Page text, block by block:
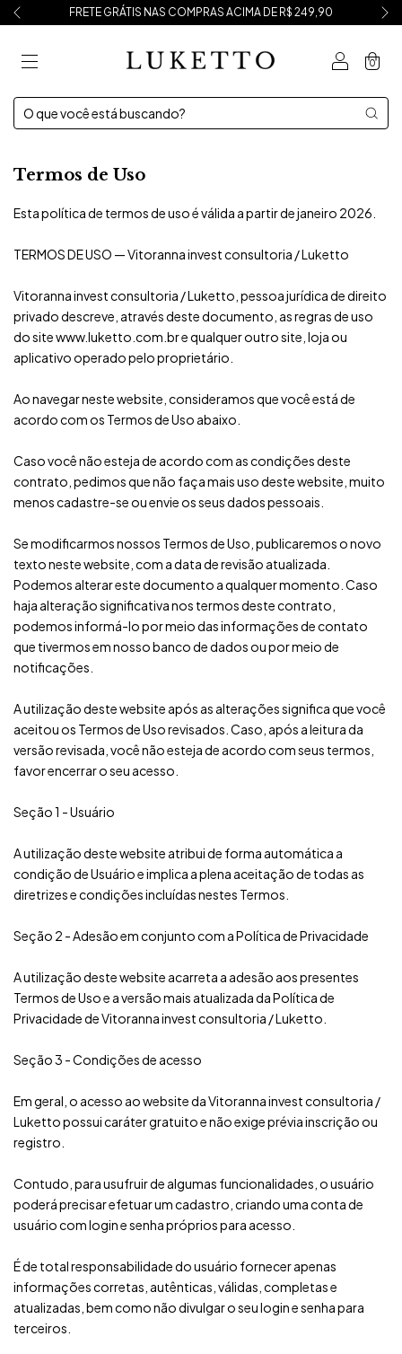
FRETE GRÁTIS NAS COMPRAS ACIMA DE R$ 249,90
0
Termos de Uso
Esta política de termos de uso é válida a partir de janeiro 2026.
TERMOS DE USO — Vitoranna invest consultoria / Luketto
Vitoranna invest consultoria / Luketto, pessoa jurídica de direito
privado descreve, através deste documento, as regras de uso
do site www.luketto.com.br e qualquer outro site, loja ou
aplicativo operado pelo proprietário.
Ao navegar neste website, consideramos que você está de
acordo com os Termos de Uso abaixo.
Caso você não esteja de acordo com as condições deste
contrato, pedimos que não faça mais uso deste website, muito
menos cadastre-se ou envie os seus dados pessoais.
Se modificarmos nossos Termos de Uso, publicaremos o novo
texto neste website, com a data de revisão atualizada.
Podemos alterar este documento a qualquer momento. Caso
haja alteração significativa nos termos deste contrato,
podemos informá-lo por meio das informações de contato
que tivermos em nosso banco de dados ou por meio de
notificações.
A utilização deste website após as alterações significa que você
aceitou os Termos de Uso revisados. Caso, após a leitura da
versão revisada, você não esteja de acordo com seus termos,
favor encerrar o seu acesso.
Seção 1 - Usuário
A utilização deste website atribui de forma automática a
condição de Usuário e implica a plena aceitação de todas as
diretrizes e condições incluídas nestes Termos.
Seção 2 - Adesão em conjunto com a Política de Privacidade
A utilização deste website acarreta a adesão aos presentes
Termos de Uso e a versão mais atualizada da Política de
Privacidade de Vitoranna invest consultoria / Luketto.
Seção 3 - Condições de acesso
Em geral, o acesso ao website da Vitoranna invest consultoria /
Luketto possui caráter gratuito e não exige prévia inscrição ou
registro.
Contudo, para usufruir de algumas funcionalidades, o usuário
poderá precisar efetuar um cadastro, criando uma conta de
usuário com login e senha próprios para acesso.
É de total responsabilidade do usuário fornecer apenas
informações corretas, autênticas, válidas, completas e
atualizadas, bem como não divulgar o seu login e senha para
terceiros.